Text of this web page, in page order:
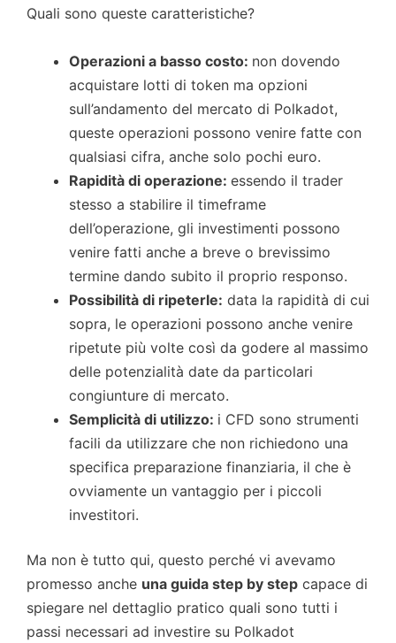
Quali sono queste caratteristiche?
Operazioni a basso costo: non dovendo
acquistare lotti di token ma opzioni
sull’andamento del mercato di Polkadot,
queste operazioni possono venire fatte con
qualsiasi cifra, anche solo pochi euro.
Rapidità di operazione: essendo il trader
stesso a stabilire il timeframe
dell’operazione, gli investimenti possono
venire fatti anche a breve o brevissimo
termine dando subito il proprio responso.
Possibilità di ripeterle: data la rapidità di cui
sopra, le operazioni possono anche venire
ripetute più volte così da godere al massimo
delle potenzialità date da particolari
congiunture di mercato.
Semplicità di utilizzo: i CFD sono strumenti
facili da utilizzare che non richiedono una
specifica preparazione finanziaria, il che è
ovviamente un vantaggio per i piccoli
investitori.
Ma non è tutto qui, questo perché vi avevamo
promesso anche una guida step by step capace di
spiegare nel dettaglio pratico quali sono tutti i
passi necessari ad investire su Polkadot